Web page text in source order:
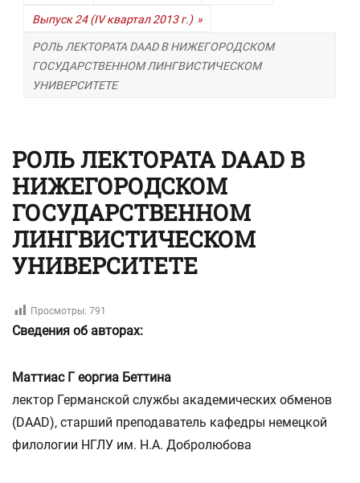
Выпуск 24 (IV квартал 2013 г.) »
РОЛЬ ЛЕКТОРАТА DAAD В НИЖЕГОРОДСКОМ
ГОСУДАРСТВЕННОМ ЛИНГВИСТИЧЕСКОМ
УНИВЕРСИТЕТЕ
РОЛЬ ЛЕКТОРАТА DAAD В
НИЖЕГОРОДСКОМ
ГОСУДАРСТВЕННОМ
ЛИНГВИСТИЧЕСКОМ
УНИВЕРСИТЕТЕ
Просмотры: 791
Сведения об авторах:
Маттиас Г еоргиа Беттина
лектор Германской службы академических обменов
(DAAD), старший преподаватель кафедры немецкой
филологии НГЛУ им. Н.А. Добролюбова